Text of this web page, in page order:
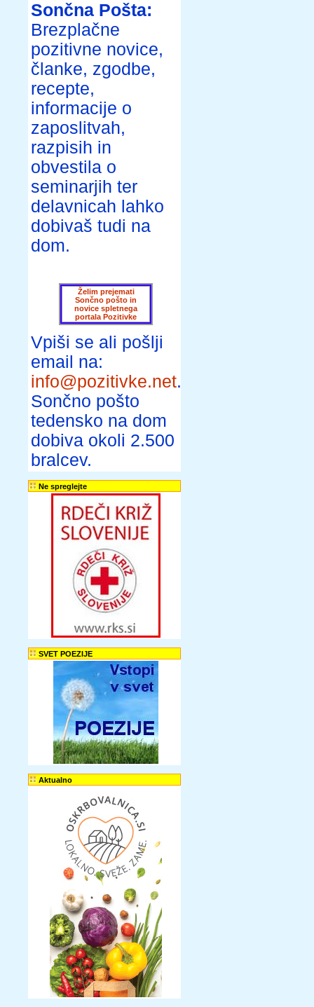
Sončna Pošta:
Brezplačne
pozitivne novice,
članke, zgodbe,
recepte,
informacije o
zaposlitvah,
razpisih in
obvestila o
seminarjih ter
delavnicah lahko
dobivaš tudi na
dom.
Želim prejemati
Sončno pošto in
novice spletnega
portala Pozitivke
Vpiši se ali pošlji
email na:
info@pozitivke.net.
Sončno pošto
tedensko na dom
dobiva okoli 2.500
bralcev.
Ne spreglejte
SVET POEZIJE
Aktualno